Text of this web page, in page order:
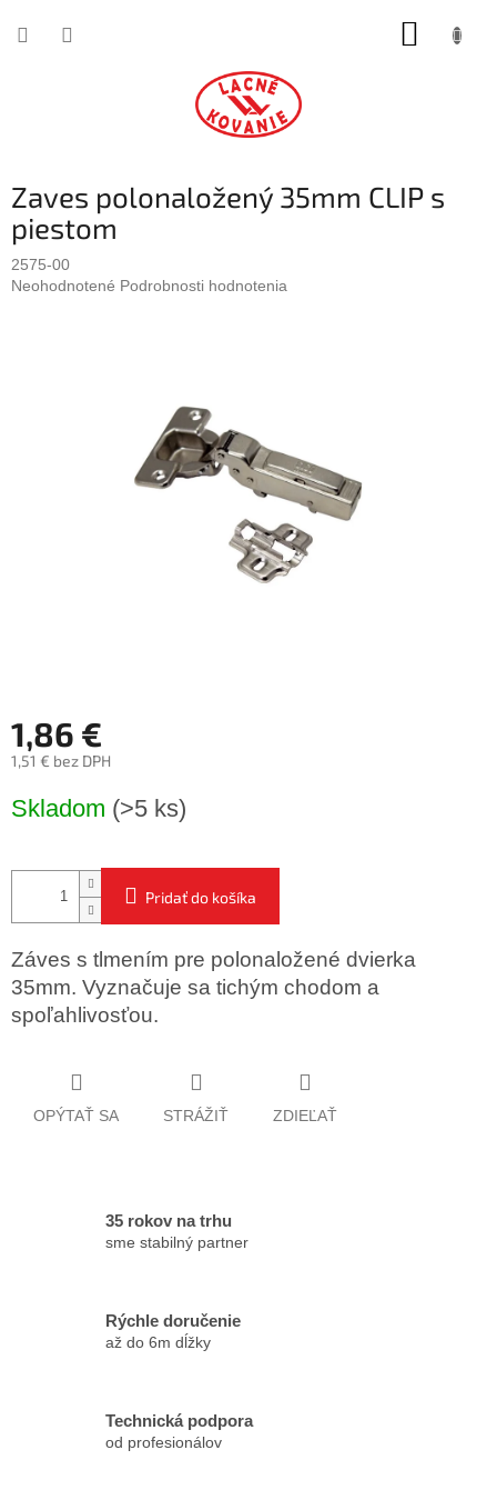
Zaves polonaložený 35mm CLIP s
piestom
2575-00
Priemerné
Neohodnotené Podrobnosti hodnotenia
1,86 €
1,51 € bez DPH
cena:
Skladom (>5 ks)
Pridať do košíka
Záves s tlmením pre polonaložené dvierka
35mm. Vyznačuje sa tichým chodom a
spoľahlivosťou.
OPÝTAŤ SA STRÁŽIŤ ZDIEĽAŤ
35 rokov na trhu
sme stabilný partner
Rýchle doručenie
až do 6m dĺžky
Technická podpora
od profesionálov